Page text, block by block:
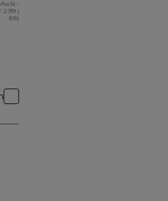
2.99 (
8%)